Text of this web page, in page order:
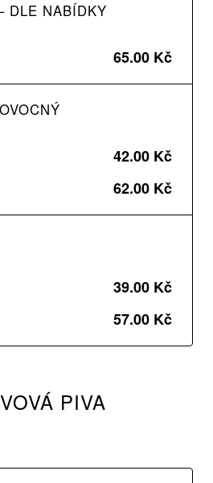
DLE NABÍDKY
65.00 Kč
42.00 Kč
62.00 Kč
39.00 Kč
57.00 Kč
PIVA